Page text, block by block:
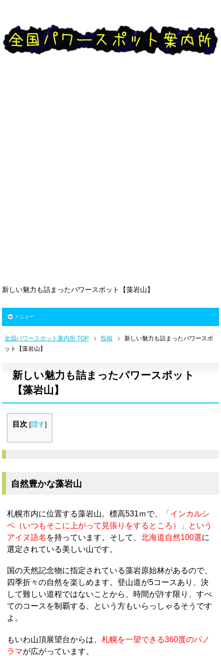
新しい魅力も詰まったパワースポット【藻岩山】
メニュー
全国パワースポット案内所 TOP 投稿
新しい魅力も詰まったパワースポ
ット【藻岩山】
新しい魅力も詰まったパワースポット
【藻岩山】
目次 [隠す]
自然豊かな藻岩山
札幌市内に位置する藻岩山。標高531ｍで、
「インカルシ
ペ（いつもそこに上がって見張りをするところ）」という
アイヌ語名 を持っています。そして、北海道自然100選に
選定されている美しい山です。
国の天然記念物に指定されている藻岩原始林があるので、
四季折々の自然を楽しめます。登山道が5コースあり、決
して難しい道程ではないことから、時間が許す限り、すべ
てのコースを制覇する、という方もいらっしゃるそうです
よ。
もいわ山頂展望台からは、札幌を一望できる360度のパノ
ラマが広がっています。